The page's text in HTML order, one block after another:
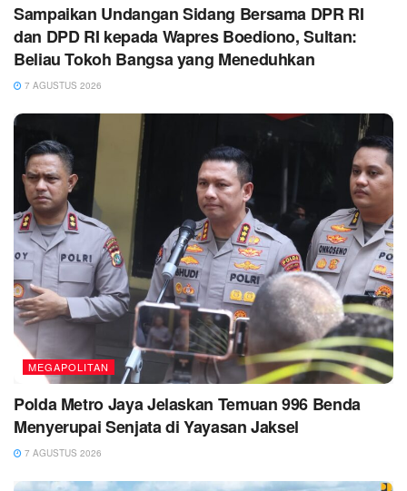
Sampaikan Undangan Sidang Bersama DPR RI
dan DPD RI kepada Wapres Boediono, Sultan:
Beliau Tokoh Bangsa yang Meneduhkan
7 AGUSTUS 2026
MEGAPOLITAN
Polda Metro Jaya Jelaskan Temuan 996 Benda
Menyerupai Senjata di Yayasan Jaksel
7 AGUSTUS 2026